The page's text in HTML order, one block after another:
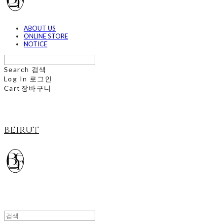
ABOUT US
ONLINE STORE
NOTICE
Search 검색
Log In 로그인
Cart 장바구니
beirut